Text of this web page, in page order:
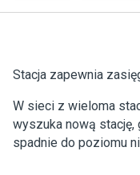
Stacja zapewnia
W sieci z wieloma
wyszuka nową stację,
spadnie do poziomu